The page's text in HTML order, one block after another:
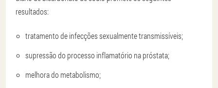
resultados:
tratamento de infecções sexualmente transmissíveis;
supressão do processo inflamatório na próstata;
melhora do metabolismo;